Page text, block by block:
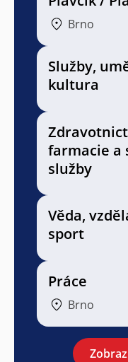
Brno
Služby,
kultura
farmacie a
služby
Věda,
sport
Práce
Brno